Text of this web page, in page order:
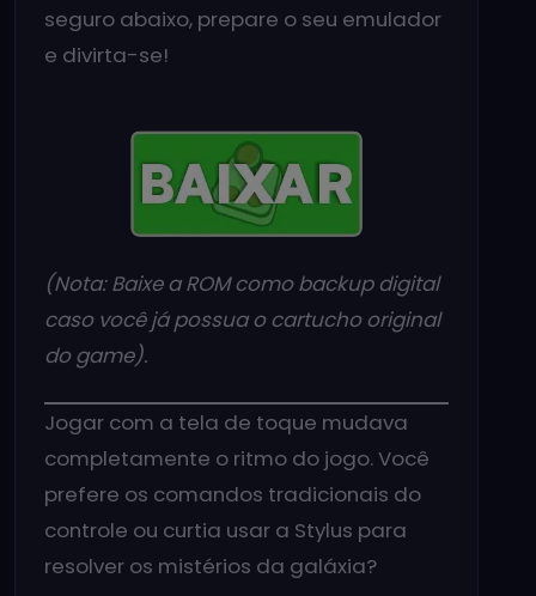
seguro abaixo, prepare o seu emulador
e divirta-se!
(Nota: Baixe a ROM como backup digital
caso você já possua o cartucho original
do game).
Jogar com a tela de toque mudava
completamente o ritmo do jogo. Você
prefere os comandos tradicionais do
controle ou curtia usar a Stylus para
resolver os mistérios da galáxia?